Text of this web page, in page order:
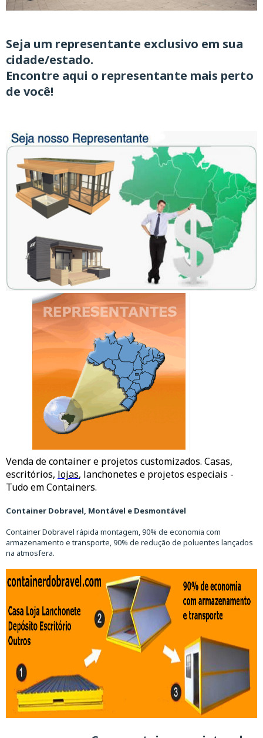
Seja um representante exclusivo em sua
cidade/estado.
Encontre aqui o representante mais perto
de você!
Venda de container e projetos customizados. Casas,
escritórios, lojas, lanchonetes e projetos especiais -
Tudo em Containers.
Container Dobravel, Montável e Desmontável
Container Dobravel rápida montagem, 90% de economia com
armazenamento e transporte, 90% de redução de poluentes lançados
na atmosfera.